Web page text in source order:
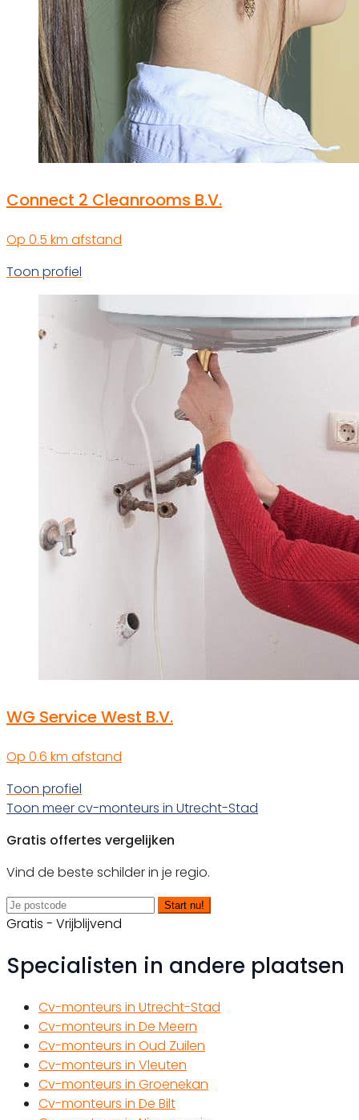
Connect 2 Cleanrooms B.V.
Op 0.5 km afstand
Toon profiel
WG Service West B.V.
Op 0.6 km afstand
Toon profiel
Toon meer cv-monteurs in Utrecht-Stad
Gratis offertes vergelijken
Vind de beste schilder in je regio.
Start nu!
Gratis - Vrijblijvend
Specialisten in andere plaatsen
Cv-monteurs in Utrecht-Stad
Cv-monteurs in De Meern
Cv-monteurs in Oud Zuilen
Cv-monteurs in Vleuten
Cv-monteurs in Groenekan
Cv-monteurs in De Bilt